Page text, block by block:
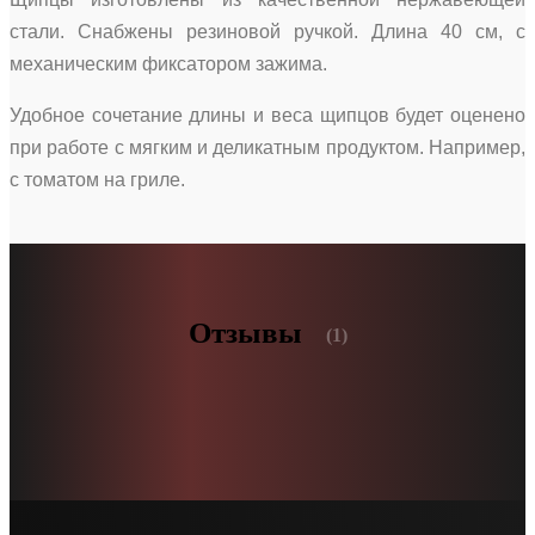
стали. Снабжены резиновой ручкой. Длина 40 см, с
механическим фиксатором зажима.
Удобное сочетание длины и веса щипцов будет оценено
при работе с мягким и деликатным продуктом. Например,
с томатом на гриле.
Отзывы (1)